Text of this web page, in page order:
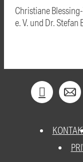
Christiane
e. V. und Dr.